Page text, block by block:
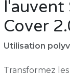
Cover
Utilisation
Transformez